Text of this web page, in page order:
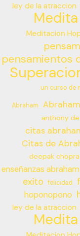
ley de la atraccion
Medita
Meditacion
pensamientos
un curso de
Abraham
anthony
citas
Citas de
deepak chopra
enseñanzas abraham
exito felicidad
hoponopono
ley de la atraccion
Medita